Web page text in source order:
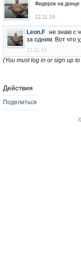
Фидерок на донце
12.11.19
Leon.F не знаю с
за одним. Вот что
12.11.19
(You must log in or sign up
Действия
Поделиться